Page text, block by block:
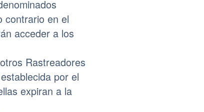
contrario en el
acceder a los
Rastreadores
por el
expiran a la